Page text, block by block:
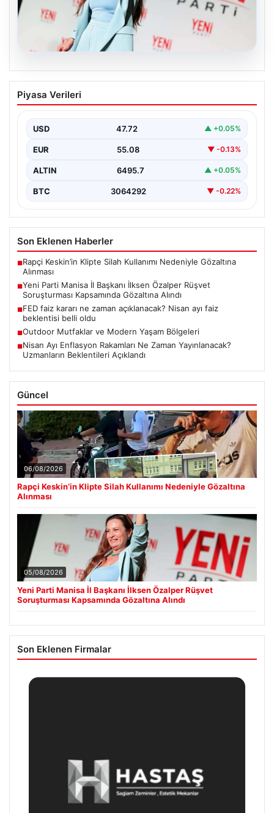
Yeni Parti Manisa İl Başkanı İlksen
Özalper Rüşvet Soruşturması
Manisa'da devam eden rüşvet soruşturması önemli bir
Piyasa Verileri
USD 47.72 ▲ +0.05%
EUR 55.08 ▼ -0.13%
ALTIN 6495.7 ▲ +0.05%
BTC 3064292 ▼ -0.22%
Son Eklenen Haberler
■Rapçi Keskin’in Klipte Silah Kullanımı Nedeniyle Gözaltına
Alınması
■Yeni Parti Manisa İl Başkanı İlksen Özalper Rüşvet
Soruşturması Kapsamında Gözaltına Alındı
■FED faiz kararı ne zaman açıklanacak? Nisan ayı faiz
beklentisi belli oldu
■Outdoor Mutfaklar ve Modern Yaşam Bölgeleri
■Nisan Ayı Enflasyon Rakamları Ne Zaman Yayınlanacak?
Uzmanların Beklentileri Açıklandı
Güncel
06/08/2026
Rapçi Keskin’in Klipte Silah Kullanımı Nedeniyle Gözaltına
Alınması
05/08/2026
Yeni Parti Manisa İl Başkanı İlksen Özalper Rüşvet
Soruşturması Kapsamında Gözaltına Alındı
Son Eklenen Firmalar